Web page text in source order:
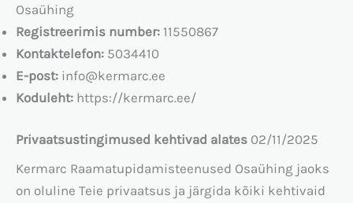
Osaühing
Registreerimis number: 11550867
Kontaktelefon: 5034410
E-post: info@kermarc.ee
Koduleht: https://kermarc.ee/
Privaatsustingimused kehtivad alates 02/11/2025
Kermarc Raamatupidamisteenused Osaühing jaoks
on oluline Teie privaatsus ja järgida kõiki kehtivaid